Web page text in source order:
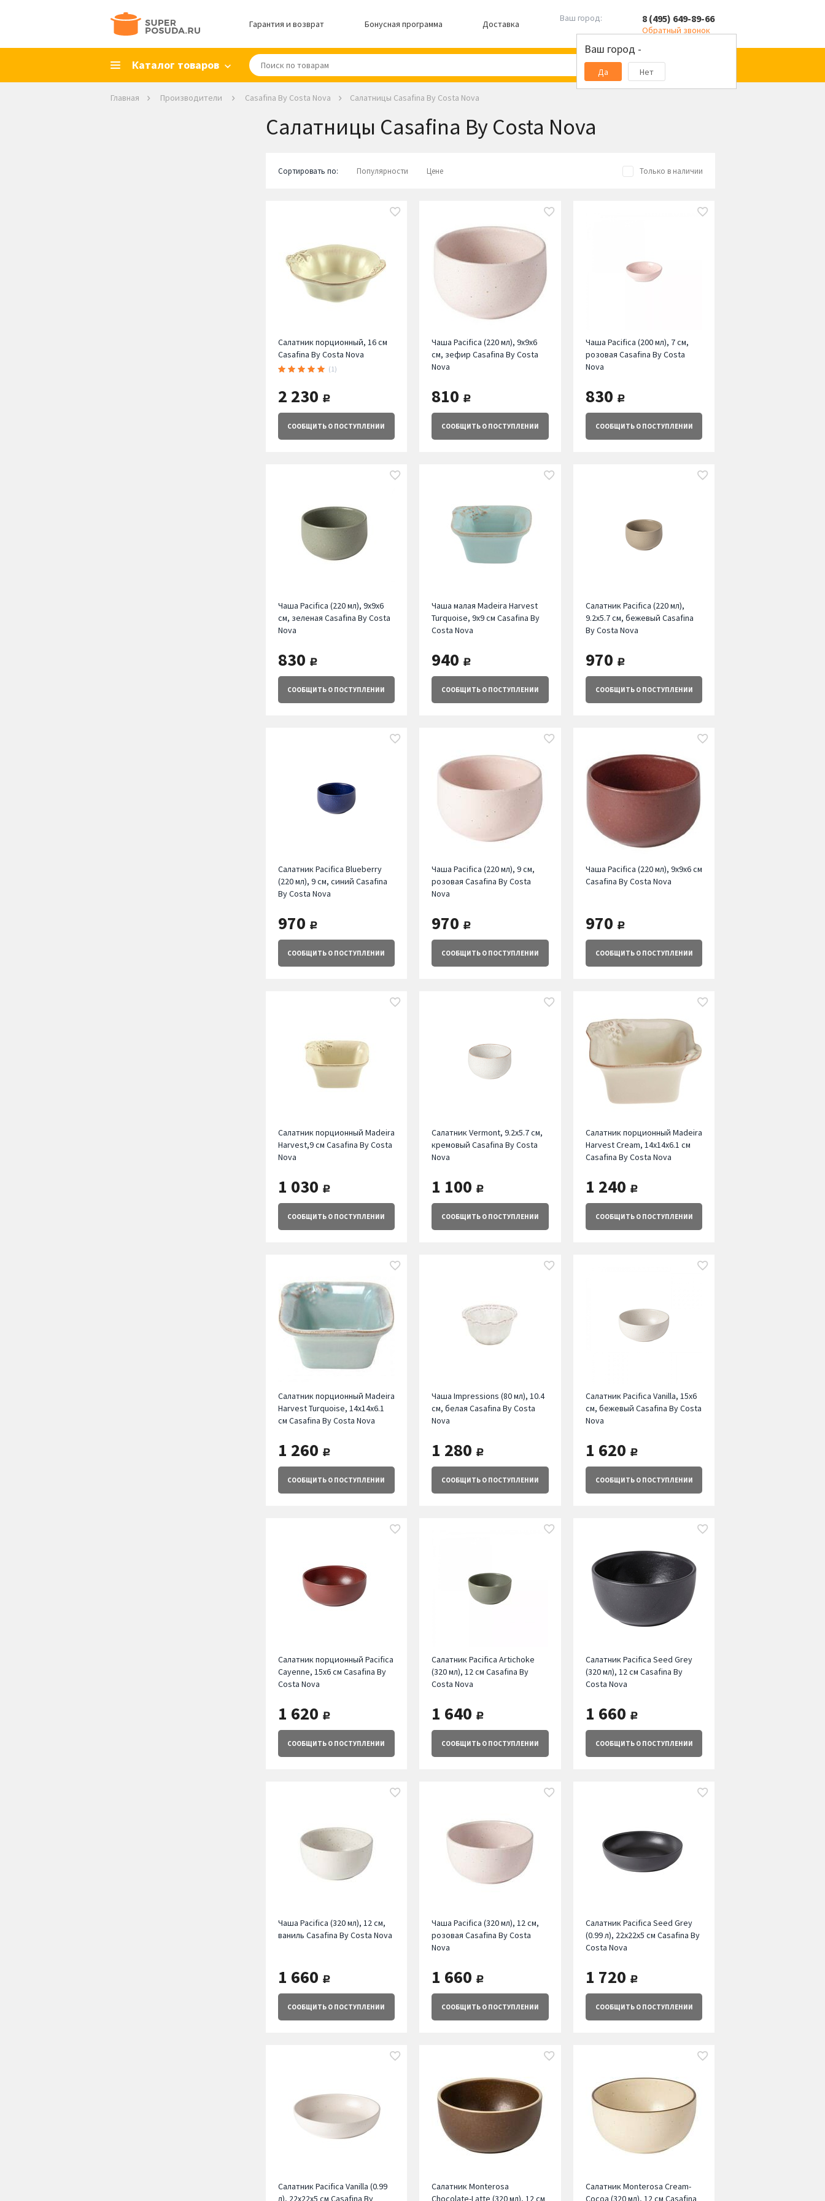
Гарантия и возврат Бонусная программа Доставка
Ваш город:
Ваш город -
Да Нет
8 (495) 649-89-66
Обратный звонок
Каталог товаров
Главная Производители Casafina By Costa Nova Салатницы Casafina By Costa Nova
Салатницы Casafina By Costa Nova
Сортировать по: Популярности Цене Только в наличии
Салатник порционный, 16 см
Casafina By Costa Nova
(1)
2 230 руб.
СООБЩИТЬ О ПОСТУПЛЕНИИ
Чаша Pacifica (220 мл), 9х9х6
см, зефир Casafina By Costa
Nova
810 руб.
СООБЩИТЬО ПОСТУПЛЕНИИ
Чаша Pacifica (200 мл), 7 см,
розовая Casafina By Costa
Nova
830 руб.
СООБЩИТЬО ПОСТУПЛЕНИИ
Чаша Pacifica (220 мл), 9х9х6
см, зеленая Casafina By Costa
Nova
830 руб.
СООБЩИТЬ О ПОСТУПЛЕНИИ
Чаша малая Madeira Harvest
Turquoise, 9х9 см Casafina By
Costa Nova
940 руб.
СООБЩИТЬО ПОСТУПЛЕНИИ
Салатник Pacifica (220 мл),
9.2х5.7 см, бежевый Casafina
By Costa Nova
970 руб.
СООБЩИТЬО ПОСТУПЛЕНИИ
Салатник Pacifica Blueberry
(220 мл), 9 см, синий Casafina
By Costa Nova
970 руб.
СООБЩИТЬ О ПОСТУПЛЕНИИ
Чаша Pacifica (220 мл), 9 см,
розовая Casafina By Costa
Nova
970 руб.
СООБЩИТЬО ПОСТУПЛЕНИИ
Чаша Pacifica (220 мл), 9х9х6 см
Casafina By Costa Nova
970 руб.
СООБЩИТЬО ПОСТУПЛЕНИИ
Салатник порционный Madeira
Harvest,9 см Casafina By Costa
Nova
1 030 руб.
СООБЩИТЬ О ПОСТУПЛЕНИИ
Салатник Vermont, 9.2х5.7 см,
кремовый Casafina By Costa
Nova
1 100 руб.
СООБЩИТЬО ПОСТУПЛЕНИИ
Салатник порционный Madeira
Harvest Cream, 14х14х6.1 см
Casafina By Costa Nova
1 240 руб.
СООБЩИТЬО ПОСТУПЛЕНИИ
Салатник порционный Madeira
Harvest Turquoise, 14х14х6.1
см Casafina By Costa Nova
1 260 руб.
СООБЩИТЬ О ПОСТУПЛЕНИИ
Чаша Impressions (80 мл), 10.4
см, белая Casafina By Costa
Nova
1 280 руб.
СООБЩИТЬО ПОСТУПЛЕНИИ
Салатник Pacifica Vanilla, 15х6
см, бежевый Casafina By Costa
Nova
1 620 руб.
СООБЩИТЬО ПОСТУПЛЕНИИ
Салатник порционный Pacifica
Cayenne, 15х6 см Casafina By
Costa Nova
1 620 руб.
СООБЩИТЬ О ПОСТУПЛЕНИИ
Салатник Pacifica Artichoke
(320 мл), 12 см Casafina By
Costa Nova
1 640 руб.
СООБЩИТЬО ПОСТУПЛЕНИИ
Салатник Pacifica Seed Grey
(320 мл), 12 см Casafina By
Costa Nova
1 660 руб.
СООБЩИТЬО ПОСТУПЛЕНИИ
Чаша Pacifica (320 мл), 12 см,
ваниль Casafina By Costa Nova
1 660 руб.
СООБЩИТЬ О ПОСТУПЛЕНИИ
Чаша Pacifica (320 мл), 12 см,
розовая Casafina By Costa
Nova
1 660 руб.
СООБЩИТЬО ПОСТУПЛЕНИИ
Салатник Pacifica Seed Grey
(0.99 л), 22х22х5 см Casafina By
Costa Nova
1 720 руб.
СООБЩИТЬО ПОСТУПЛЕНИИ
Салатник Pacifica Vanilla (0.99
л), 22х22х5 см Casafina By
Салатник Monterosa
Chocolate-Latte (320 мл), 12 см
Салатник Monterosa Cream-
Cocoa (320 мл), 12 см Casafina